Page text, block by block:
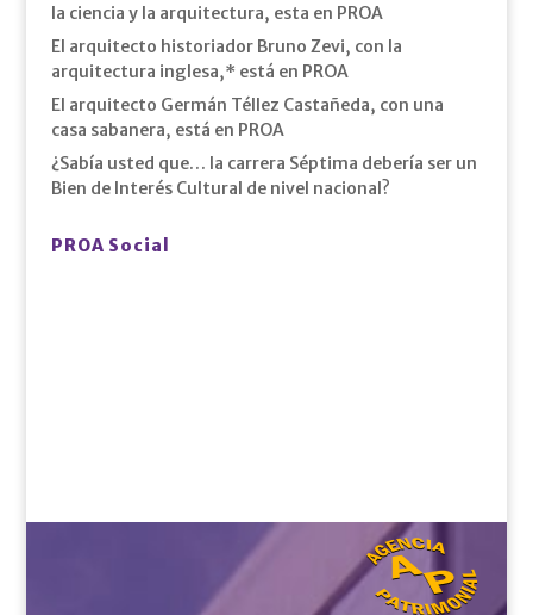
la ciencia y la arquitectura, esta en PROA
El arquitecto historiador Bruno Zevi, con la
arquitectura inglesa,* está en PROA
El arquitecto Germán Téllez Castañeda, con una
casa sabanera, está en PROA
¿Sabía usted que… la carrera Séptima debería ser un
Bien de Interés Cultural de nivel nacional?
PROA Social